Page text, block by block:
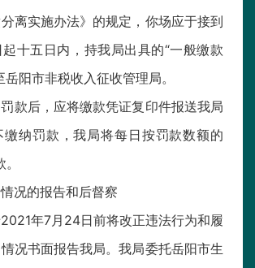
离实施办法》的规定，你场应于接到
十五日内，持我局出具的“一般缴款
岳阳市非税收入征收管理局。
款后，应将缴款凭证复印件报送我局
缴纳罚款，我局将每日按罚款数额的
况的报告和后督察
年7月24日前将改正违法行为和履
况书面报告我局。我局委托岳阳市生